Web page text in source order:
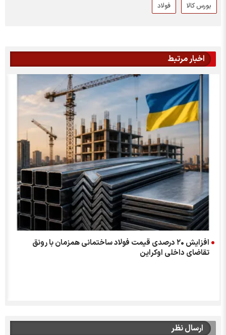
بورس کالا فولاد
اخبار مرتبط
افزایش ۲۰ درصدی قیمت فولاد ساختمانی همزمان با رونق
تقاضای داخلی اوکراین
ارسال نظر